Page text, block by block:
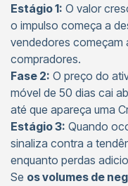
Estágio 1: O valor
o impulso começa a
vendedores começam
compradores.
Fase 2: O preço do
móvel de 50 dias cai
até que apareça uma
Estágio 3: Quando
sinaliza contra a
enquanto perdas
Se os volumes de